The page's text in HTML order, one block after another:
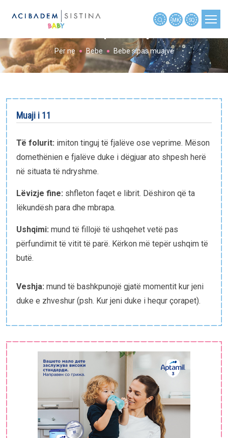
PLANIFIKIMI I SHTATZËNISË
SHTATZËNIA JAVË PAS JAVE
BEBE
FËMIJA
MJETE
TË REJA
NËNAT RRËFYEN
NËNAT PYETËN
E-bibliotekë
MK SQ
Për ne Bebe Bebe sipas muajve
Muaji i 11
Të folurit: imiton tinguj të fjalëve ose veprime. Mëson
domethënien e fjalëve duke i dëgjuar ato shpesh herë
në situata të ndryshme.
Lëvizje fine: shfleton faqet e librit. Dëshiron që ta
lëkundësh para dhe mbrapa.
Ushqimi: mund të fillojë të ushqehet vetë pas
përfundimit të vitit të parë. Kërkon më tepër ushqim të
butë.
Veshja: mund të bashkpunojë gjatë momentit kur jeni
duke e zhveshur (psh. Kur jeni duke i hequr çorapet).